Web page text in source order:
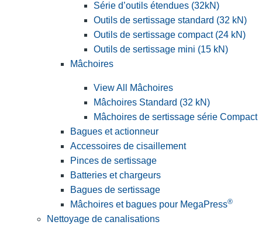
Série d’outils étendues (32kN)
Outils de sertissage standard (32 kN)
Outils de sertissage compact (24 kN)
Outils de sertissage mini (15 kN)
Mâchoires
View All Mâchoires
Mâchoires Standard (32 kN)
Mâchoires de sertissage série Compact
Bagues et actionneur
Accessoires de cisaillement
Pinces de sertissage
Batteries et chargeurs
Bagues de sertissage
Mâchoires et bagues pour MegaPress®
Nettoyage de canalisations